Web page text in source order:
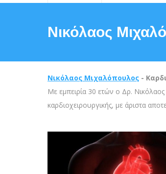
Νικόλαος
Νικόλαος Μιχαλόπουλος -
Με εμπειρία 30 ετών ο Δρ.
καρδιοχειρουργικής, με άριστα